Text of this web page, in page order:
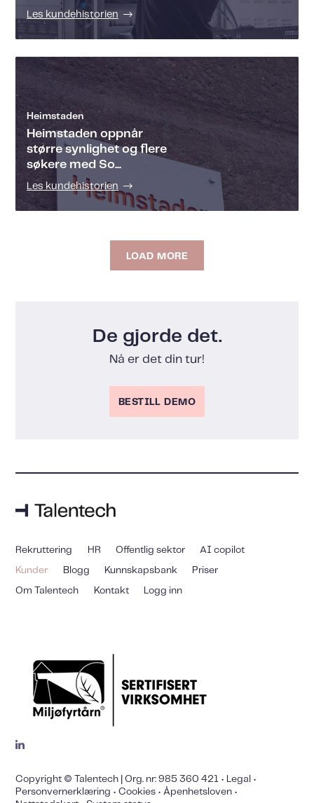
Les kundehistorien
Heimstaden
Heimstaden oppnår
større synlighet og flere
søkere med So...
Les kundehistorien
LOAD MORE
De gjorde det.
Nå er det din tur!
BESTILL DEMO
Rekruttering HR Offentlig sektor AI copilot
Kunder Blogg Kunnskapsbank Priser
Om Talentech Kontakt Logg inn
Copyright © Talentech | Org. nr: 985 360 421 • Legal •
Personvernerklæring •Cookies •Åpenhetsloven •